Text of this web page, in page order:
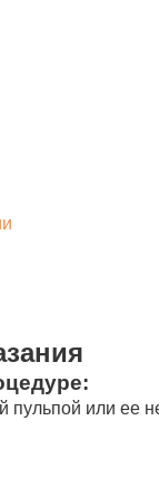
или ее